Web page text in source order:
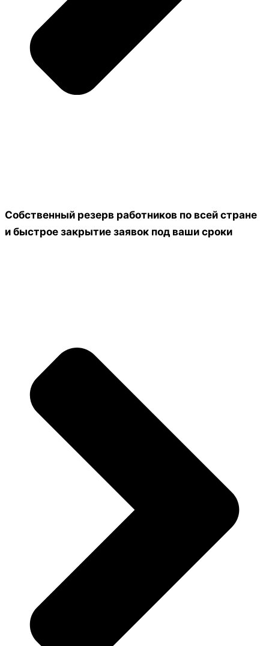
Собственный резерв работников по всей стране
и быстрое закрытие заявок под ваши сроки